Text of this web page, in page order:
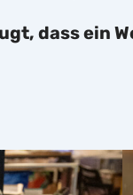
dass ein